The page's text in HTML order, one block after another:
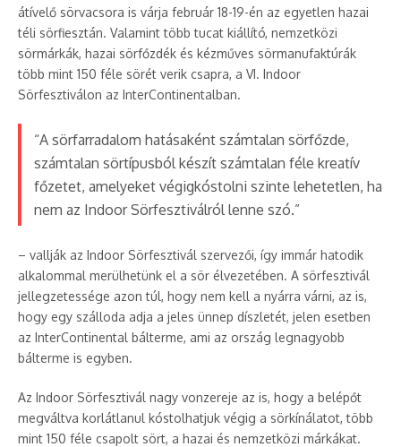
átívelő sörvacsora is várja február 18-19-én az egyetlen hazai
téli sörfiesztán. Valamint több tucat kiállító, nemzetközi
sörmárkák, hazai sörfőzdék és kézműves sörmanufaktúrák
több mint 150 féle sörét verik csapra, a VI. Indoor
Sörfesztiválon az InterContinentalban.
“A sörfarradalom hatásaként számtalan sörfőzde,
számtalan sörtípusból készít számtalan féle kreatív
főzetet, amelyeket végigkóstolni szinte lehetetlen, ha
nem az Indoor Sörfesztiválról lenne szó.”
– vallják az Indoor Sörfesztivál szervezői, így immár hatodik
alkalommal merülhetünk el a sör élvezetében. A sörfesztivál
jellegzetessége azon túl, hogy nem kell a nyárra várni, az is,
hogy egy szálloda adja a jeles ünnep díszletét, jelen esetben
az InterContinental bálterme, ami az ország legnagyobb
bálterme is egyben.
Az Indoor Sörfesztivál nagy vonzereje az is, hogy a belépőt
megváltva korlátlanul kóstolhatjuk végig a sörkínálatot, több
mint 150 féle csapolt sört, a hazai és nemzetközi márkákat.